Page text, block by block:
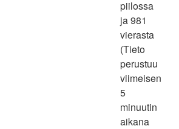
piilossa
ja 981
vierasta
(Tieto
perustuu
viimeisen
5
minuutin
aikana